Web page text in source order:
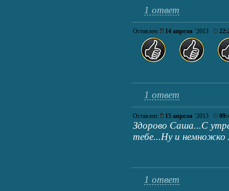
1 ответ
Оставлен: 14 апреля ’2013
1 ответ
Оставлен: 15 апреля ’2013
Здорово Саша...С
тебе...Ну и немножко
1 ответ